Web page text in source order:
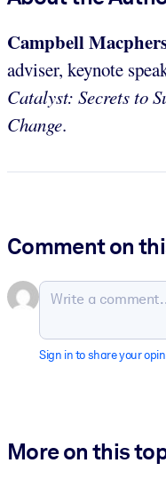
Campbell
adviser, keynote
Catalyst: Secrets to
Change.
Comment on
Sign in to share your
More on this